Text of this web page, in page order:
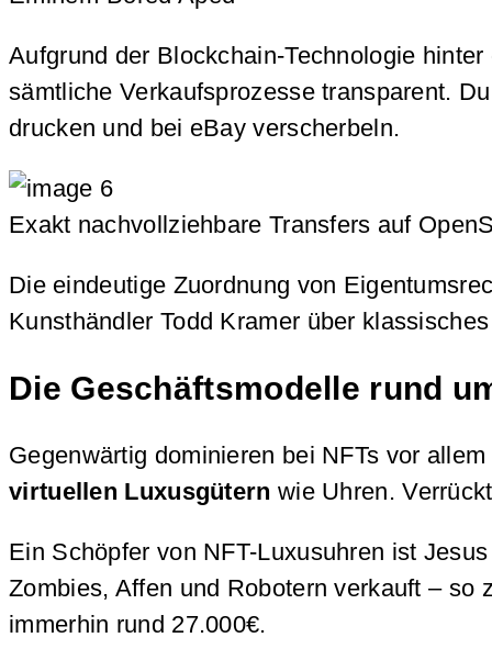
Aufgrund der Blockchain-Technologie
sämtliche Verkaufsprozesse transparent.
drucken und bei eBay verscherbeln.
Exakt nachvollziehbare Transfers auf
Die eindeutige Zuordnung von
Kunsthändler Todd Kramer über
Die Geschäftsmodelle rund
Gegenwärtig dominieren bei NFTs vor
virtuellen Luxusgütern wie Uhren.
Ein Schöpfer von NFT-Luxusuhren ist
Zombies, Affen und Robotern verkauft – so
immerhin rund 27.000€.